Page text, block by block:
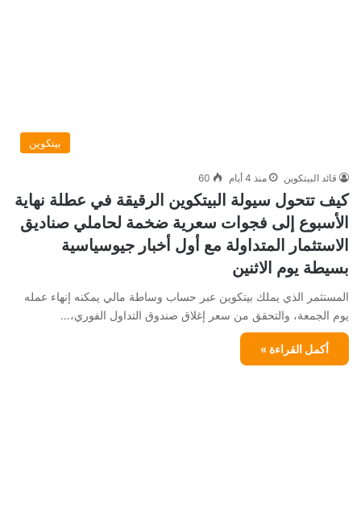
بيتكوين
قائد البيتكوين منذ 4 أيام 60
كيف تتحول سيولة البيتكوين الرقيقة في عطلة نهاية
الأسبوع إلى فجوات سعرية ضخمة لحاملي صناديق
الاستثمار المتداولة مع أول أخبار جيوسياسية
بسيطة يوم الاثنين
المستثمر الذي يملك بيتكوين عبر حساب وساطة مالي يمكنه إنهاء عمله
يوم الجمعة، والتحقق من سعر إغلاق صندوق التداول الفوري،…
أكمل القراءة »